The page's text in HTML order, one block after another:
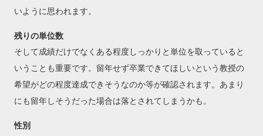
いように思われます。
残りの単位数
そして成績だけでなくある程度しっかりと単位を取っていると
いうことも重要です。留年せず卒業できてほしいという教授の
希望がどの程度達成できそうなのか等が確認されます。あまり
にも留年しそうだった場合は落とされてしまうかも。
性別